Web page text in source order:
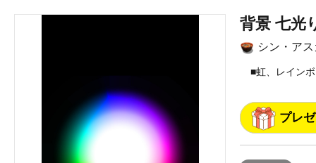
背景 七光
シン・ア
■虹、レイン
プレ